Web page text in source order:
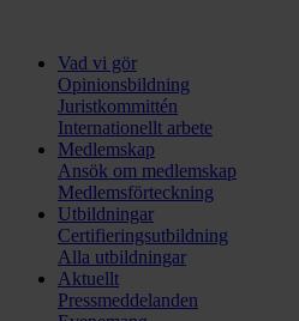
Vad vi gör
Opinionsbildning
Juristkommittén
Internationellt arbete
Medlemskap
Ansök om medlemskap
Medlemsförteckning
Utbildningar
Certifieringsutbildning
Alla utbildningar
Aktuellt
Pressmeddelanden